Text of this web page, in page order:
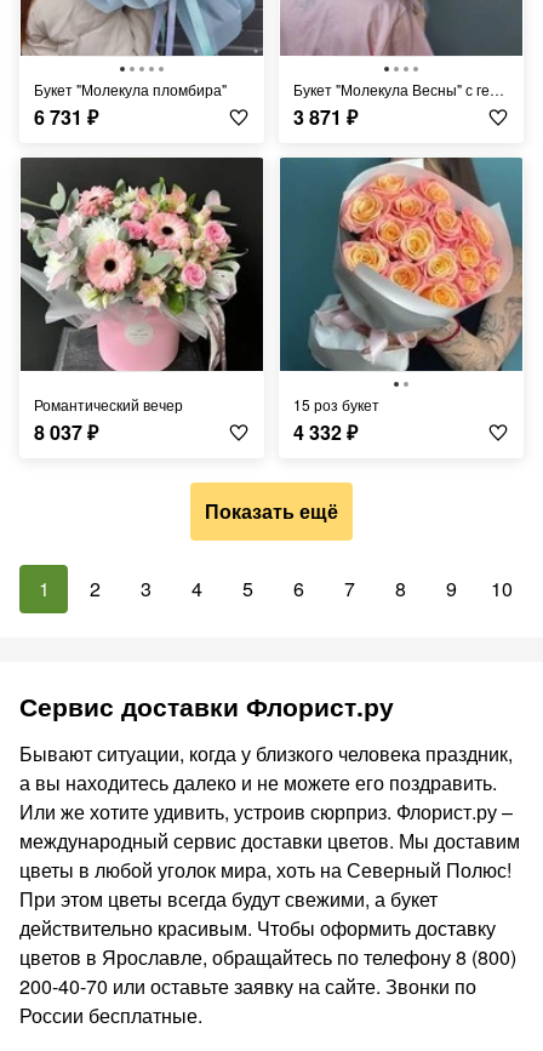
Букет "Молекула пломбира"
6 731 ₽
Букет "Молекула Весны" с герберами, хризантемой и эустомой
3 871 ₽
Романтический вечер
8 037₽
15 роз букет
4 332₽
Показать ещё
1 2 3 4 5 6 7 8 9 10
Сервис доставки Флорист.ру
Бывают ситуации, когда у близкого человека праздник,
а вы находитесь далеко и не можете его поздравить.
Или же хотите удивить, устроив сюрприз. Флорист.ру –
международный сервис доставки цветов. Мы доставим
цветы в любой уголок мира, хоть на Северный Полюс!
При этом цветы всегда будут свежими, а букет
действительно красивым. Чтобы оформить доставку
цветов в Ярославле, обращайтесь по телефону 8 (800)
200-40-70 или оставьте заявку на сайте. Звонки по
России бесплатные.